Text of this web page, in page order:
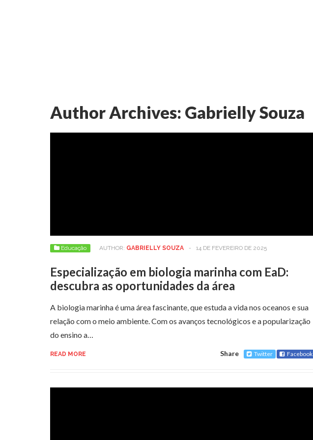
Author Archives: Gabrielly Souza
Educação AUTHOR: GABRIELLY SOUZA - 14 DE FEVEREIRO DE 2025
Especialização em biologia marinha com EaD:
descubra as oportunidades da área
A biologia marinha é uma área fascinante, que estuda a vida nos oceanos e sua
relação com o meio ambiente. Com os avanços tecnológicos e a popularização
do ensino a…
READ MORE Share Twitter Facebook